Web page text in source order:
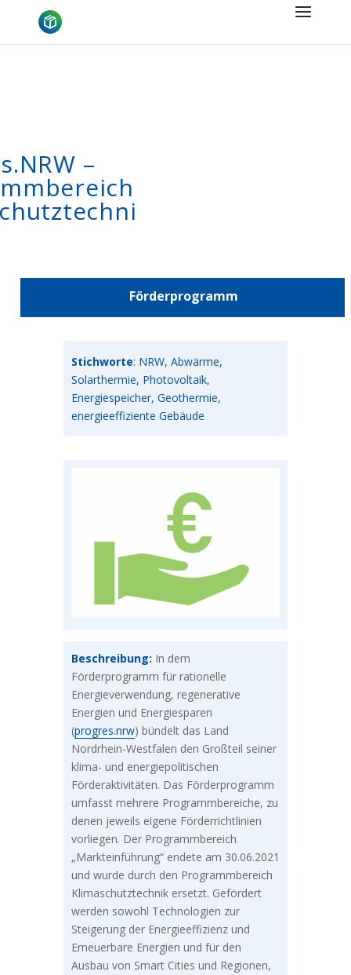
–
Förderprogramm
Stichworte: NRW, Abwärme,
Solarthermie, Photovoltaik,
Energiespeicher, Geothermie,
energieeffiziente Gebäude
Beschreibung: In dem
Förderprogramm für rationelle
Energieverwendung, regenerative
Energien und Energiesparen
(progres.nrw) bündelt das Land
Nordrhein-Westfalen den Großteil seiner
klima- und energiepolitischen
Förderaktivitäten. Das Förderprogramm
umfasst mehrere Programmbereiche, zu
denen jeweils eigene Förderrichtlinien
vorliegen. Der Programmbereich
„Markteinführung“ endete am 30.06.2021
und wurde durch den Programmbereich
Klimaschutztechnik ersetzt. Gefördert
werden sowohl Technologien zur
Steigerung der Energieeffizienz und
Erneuerbare Energien und für den
Ausbau von Smart Cities und Regionen,